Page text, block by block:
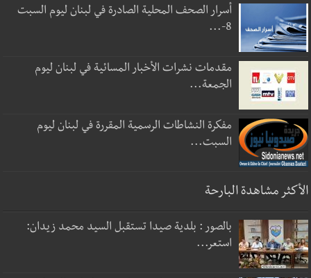
أسرار الصحف المحلية الصادرة في لبنان ليوم السبت
8-...
مقدمات نشرات الأخبار المسائية في لبنان ليوم
الجمعة...
مفكرة النشاطات الرسمية المقررة في لبنان ليوم
السبت...
الأكثر مشاهدة البارحة
بالصور : بلدية صيدا تستقبل السيد محمد زيدان:
استعر...